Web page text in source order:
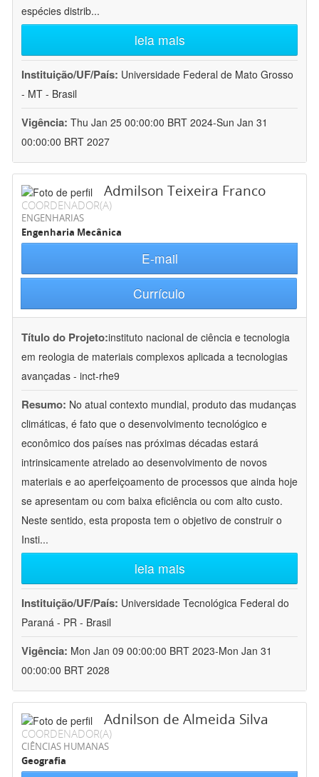
espécies distrib...
leia mais
Instituição/UF/País: Universidade Federal de Mato Grosso
- MT - Brasil
Vigência: Thu Jan 25 00:00:00 BRT 2024-Sun Jan 31
00:00:00 BRT 2027
Admilson Teixeira Franco
COORDENADOR(A)
ENGENHARIAS
Engenharia Mecânica
E-mail
Currículo
Título do Projeto:instituto nacional de ciência e tecnologia
em reologia de materiais complexos aplicada a tecnologias
avançadas - inct-rhe9
Resumo: No atual contexto mundial, produto das mudanças
climáticas, é fato que o desenvolvimento tecnológico e
econômico dos países nas próximas décadas estará
intrinsicamente atrelado ao desenvolvimento de novos
materiais e ao aperfeiçoamento de processos que ainda hoje
se apresentam ou com baixa eficiência ou com alto custo.
Neste sentido, esta proposta tem o objetivo de construir o
Insti...
leia mais
Instituição/UF/País: Universidade Tecnológica Federal do
Paraná - PR - Brasil
Vigência: Mon Jan 09 00:00:00 BRT 2023-Mon Jan 31
00:00:00 BRT 2028
Adnilson de Almeida Silva
COORDENADOR(A)
CIÊNCIAS HUMANAS
Geografia